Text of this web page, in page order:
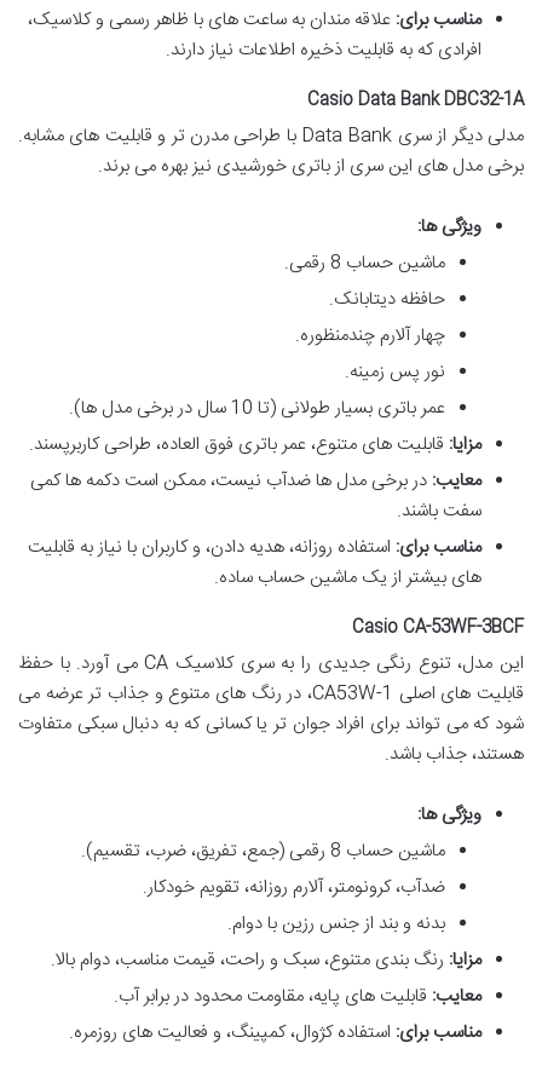
مناسب برای: علاقه مندان به ساعت های با ظاهر رسمی و کلاسیک،
افرادی که به قابلیت ذخیره اطلاعات نیاز دارند.
Casio Data Bank DBC32-1A
مدلی دیگر از سری Data Bank با طراحی مدرن تر و قابلیت های مشابه.
برخی مدل های این سری از باتری خورشیدی نیز بهره می برند.
ویژگی ها:
ماشین حساب 8 رقمی.
حافظه دیتابانک.
چهار آلارم چندمنظوره.
نور پس زمینه.
عمر باتری بسیار طولانی (تا 10 سال در برخی مدل ها).
مزایا: قابلیت های متنوع، عمر باتری فوق العاده، طراحی کاربرپسند.
معایب: در برخی مدل ها ضدآب نیست، ممکن است دکمه ها کمی
سفت باشند.
مناسب برای: استفاده روزانه، هدیه دادن، و کاربران با نیاز به قابلیت
های بیشتر از یک ماشین حساب ساده.
Casio CA-53WF-3BCF
این مدل، تنوع رنگی جدیدی را به سری کلاسیک CA می آورد. با حفظ
قابلیت های اصلی CA53W-1، در رنگ های متنوع و جذاب تر عرضه می
شود که می تواند برای افراد جوان تر یا کسانی که به دنبال سبکی متفاوت
هستند، جذاب باشد.
ویژگی ها:
ماشین حساب 8 رقمی (جمع، تفریق، ضرب، تقسیم).
ضدآب، کرونومتر، آلارم روزانه، تقویم خودکار.
بدنه و بند از جنس رزین با دوام.
مزایا: رنگ بندی متنوع، سبک و راحت، قیمت مناسب، دوام بالا.
معایب: قابلیت های پایه، مقاومت محدود در برابر آب.
مناسب برای: استفاده کژوال، کمپینگ، و فعالیت های روزمره.